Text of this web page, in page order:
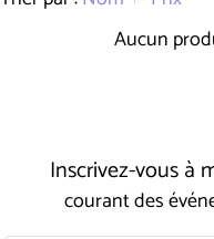
Aucun
Inscrivez-vous à
courant des